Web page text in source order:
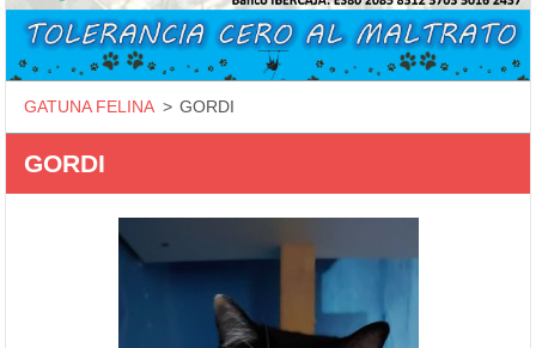
GATUNA FELINA > GORDI
GORDI